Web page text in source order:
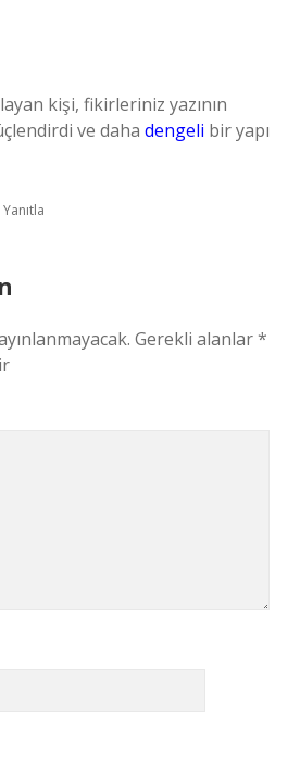
kişi, fikirleriniz yazının
ve daha dengeli bir yapı
Yanıtla
Gerekli alanlar*